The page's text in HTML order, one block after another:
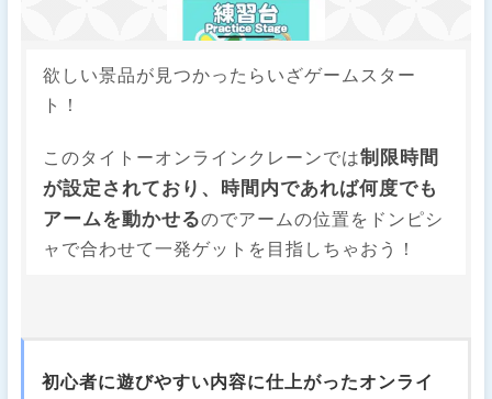
欲しい景品が見つかったらいざゲームスター
ト！
このタイトーオンラインクレーンでは制限時間
が設定されており、時間内であれば何度でも
アームを動かせるのでアームの位置をドンピシ
ャで合わせて一発ゲットを目指しちゃおう！
初心者に遊びやすい内容に仕上がったオンライ